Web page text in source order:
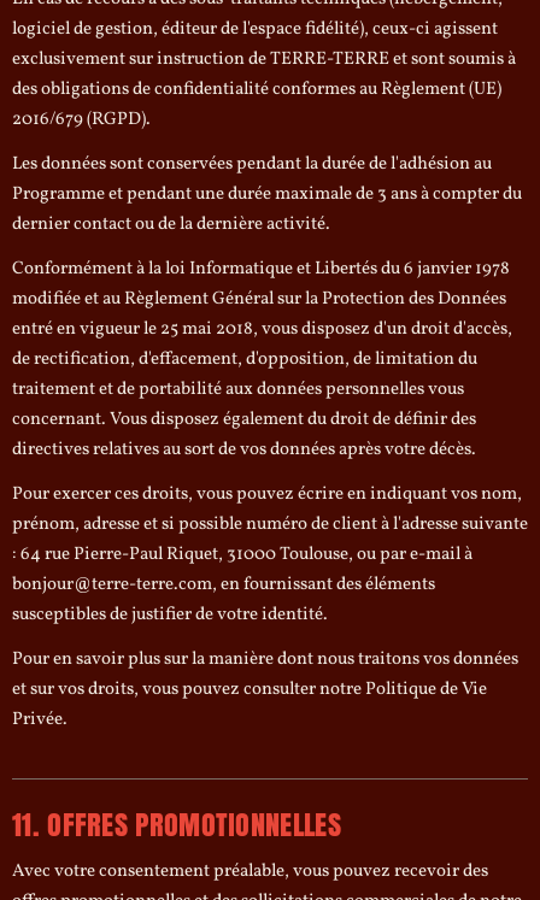
logiciel de gestion, éditeur de l'espace fidélité), ceux-ci agissent
exclusivement sur instruction de TERRE-TERRE et sont soumis à
des obligations de confidentialité conformes au Règlement (UE)
2016/679 (RGPD).
Les données sont conservées pendant la durée de l'adhésion au
Programme et pendant une durée maximale de 3 ans à compter du
dernier contact ou de la dernière activité.
Conformément à la loi Informatique et Libertés du 6 janvier 1978
modifiée et au Règlement Général sur la Protection des Données
entré en vigueur le 25 mai 2018, vous disposez d'un droit d'accès,
de rectification, d'effacement, d'opposition, de limitation du
traitement et de portabilité aux données personnelles vous
concernant. Vous disposez également du droit de définir des
directives relatives au sort de vos données après votre décès.
Pour exercer ces droits, vous pouvez écrire en indiquant vos nom,
prénom, adresse et si possible numéro de client à l'adresse suivante
: 64 rue Pierre-Paul Riquet, 31000 Toulouse, ou par e-mail à
bonjour@terre-terre.com, en fournissant des éléments
susceptibles de justifier de votre identité.
Pour en savoir plus sur la manière dont nous traitons vos données
et sur vos droits, vous pouvez consulter notre Politique de Vie
Privée.
11. OFFRES PROMOTIONNELLES
Avec votre consentement préalable, vous pouvez recevoir des